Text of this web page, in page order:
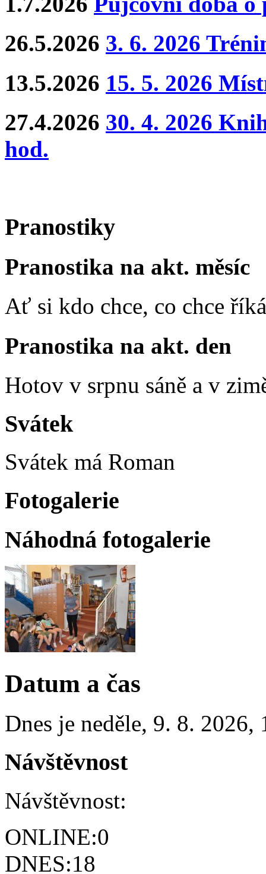
26.5.2026 3. 6. 2026
13.5.2026 15. 5. 2026
27.4.2026 30. 4. 2026
hod.
Pranostiky
Pranostika na akt. měsíc
Ať si kdo chce, co chce
Pranostika na akt. den
Hotov v srpnu sáně a v
Svátek
Svátek má Roman
Fotogalerie
Náhodná fotogalerie
Datum a čas
Dnes je neděle, 9. 8. 2026,
Návštěvnost
Návštěvnost:
ONLINE:0
DNES:18